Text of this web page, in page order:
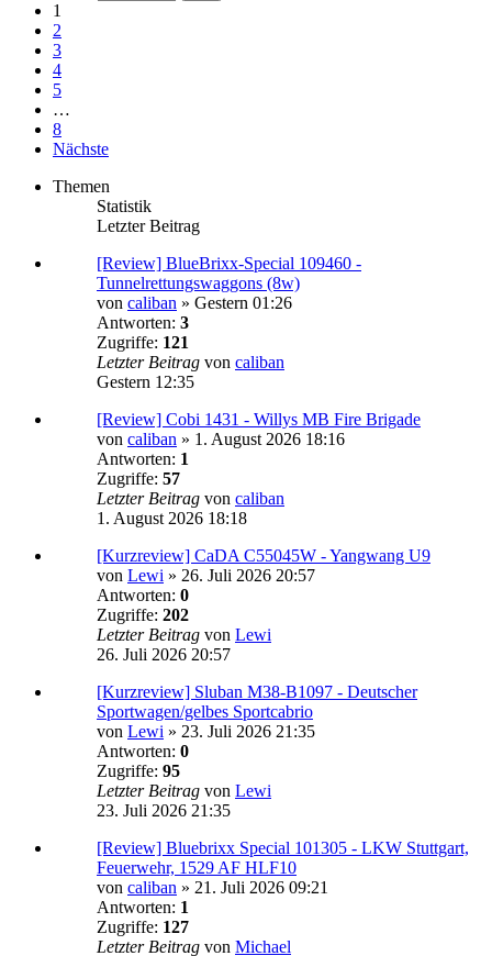
1
2
3
4
5
…
8
Nächste
Themen
Statistik
Letzter Beitrag
[Review] BlueBrixx-Special 109460 -
Tunnelrettungswaggons (8w)
von caliban » Gestern 01:26
Antworten: 3
Zugriffe: 121
Letzter Beitrag von caliban
Gestern 12:35
[Review] Cobi 1431 - Willys MB Fire Brigade
von caliban » 1. August 2026 18:16
Antworten: 1
Zugriffe: 57
Letzter Beitrag von caliban
1. August 2026 18:18
[Kurzreview] CaDA C55045W - Yangwang U9
von Lewi » 26. Juli 2026 20:57
Antworten: 0
Zugriffe: 202
Letzter Beitrag von Lewi
26. Juli 2026 20:57
[Kurzreview] Sluban M38-B1097 - Deutscher
Sportwagen/gelbes Sportcabrio
von Lewi » 23. Juli 2026 21:35
Antworten: 0
Zugriffe: 95
Letzter Beitrag von Lewi
23. Juli 2026 21:35
[Review] Bluebrixx Special 101305 - LKW Stuttgart,
Feuerwehr, 1529 AF HLF10
von caliban » 21. Juli 2026 09:21
Antworten: 1
Zugriffe: 127
Letzter Beitrag von Michael